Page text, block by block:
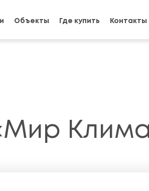
Объекты Где купить Контакты